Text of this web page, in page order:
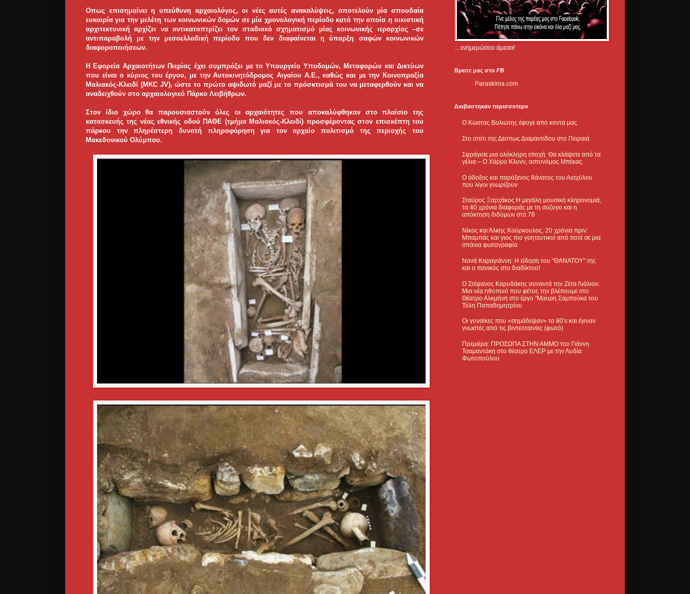
Οπως επισημαίνει η υπεύθυνη αρχαιολόγος, οι νέες αυτές ανακαλύψεις, αποτελούν μία σπουδαία
ευκαιρία για την μελέτη των κοινωνικών δομών σε μία χρονολογική περίοδο κατά την οποία η οικιστική
αρχιτεκτονική αρχίζει να αντικατοπτρίζει τον σταδιακό σχηματισμό μίας κοινωνικής ιεραρχίας –σε
αντιπαραβολή με την μεσοελλαδική περίοδο που δεν διαφαίνεται η ύπαρξη σαφών κοινωνικών
διαφοροποιήσεων.
Η Εφορεία Αρχαιοτήτων Πιερίας έχει συμπράξει με το Υπουργείο Υποδομών, Μεταφορών και Δικτύων
που είναι ο κύριος του έργου, με την Αυτοκινητόδρομος Αιγαίου Α.Ε., καθώς και με την Κοινοπραξία
Μαλιακός-Κλειδί (MKC JV), ώστε το πρώτο αψιδωτό μαζί με το πρόσκτισμά του να μεταφερθούν και να
αναδειχθούν στο αρχαιολογικό Πάρκο Λειβήθρων.
Στον ίδιο χώρο θα παρουσιαστούν όλες οι αρχαιότητες που αποκαλύφθηκαν στο πλαίσιο της
κατασκευής της νέας εθνικής οδού ΠΑΘΕ (τμήμα Μαλιακός-Κλειδί) προσφέροντας στον επισκέπτη του
πάρκου την πληρέστερη δυνατή πληροφόρηση για τον αρχαίο πολιτισμό της περιοχής του
Μακεδονικού Ολύμπου.
... ενημερώσου άμεσα!
Βρειτε μας στο FB
Paraskinia.com
Διαβαστηκαν περισσοτερο
Ο Κώστας Βολιώτης έφυγε από κοντά μας
Στο σπίτι της Δέσπως Διαμαντίδου στο Πειραιά
Σφράγισε μια ολόκληρη εποχή: Θα κλάψετε από τα
γέλια – Ο Χάρρυ Κλυνν, αστυνόμος Μπέκας
Ο άδοξος και παράξενος θάνατος του Αισχύλου
που λίγοι γνωρίζουν
Σταύρος Ξαρχάκος:Η μεγάλη μουσική κληρονομιά,
τα 40 χρόνια διαφοράς με τη σύζυγο και η
απόκτηση διδύμων στα 78
Νίκος και Άλκης Κούρκουλος, 20 χρόνια πριν:
Μπαμπάς και γιος πιο γοητευτικοί από ποτέ σε μια
σπάνια φωτογραφία
Νανά Καραγιάννη: Η είδηση του "ΘΑΝΑΤΟΥ" της
και ο πανικός στο διαδίκτυο!
Ο Στέφανος Καρυδάκης συναντά την Ζέτα Λιάλιου.
Μια νέα ηθοποιό που φέτος την βλέπουμε στο
Θέατρο Αλκμήνη στο έργο "Μαυρη Σαμπούκα του
Τόλη Παπαδημητρίου
Οι γυναίκες που «σημάδεψαν» τα 80's και έγιναν
γνωστές από τις βιντεοταινίες (φωτό)
Πρεμιέρα: ΠΡΟΣΩΠΑ ΣΤΗΝ ΑΜΜΟ του Γιάννη
Τσαμαντάκη στο θέατρο ΕΛΕΡ με την Λυδία
Φωτοπούλου